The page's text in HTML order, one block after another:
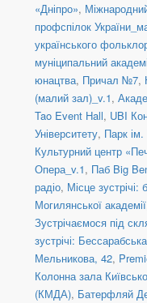
«Дніпро»,
профспілок
українського
муніципальний
юнацтва, Причал №7,
(малий зал)_v.1,
Tao Event Hall, UBI
Університету, Парк
Культурний центр
Опера_v.1, Паб Big
радіо, Місце
Могилянської академії
Зустрічаємося під
зустрічі:
Мельникова, 42,
Колонна зала
(КМДА), Батерфляй